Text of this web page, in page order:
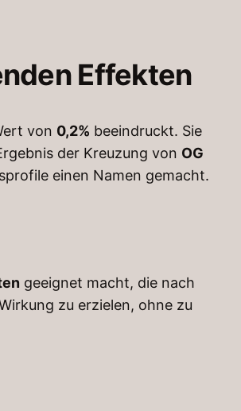
Effekten
von 0,2% beeindruckt. Sie
der Kreuzung von OG
einen Namen gemacht.
geeignet macht, die nach
zu erzielen, ohne zu